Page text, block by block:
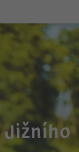
Jižního